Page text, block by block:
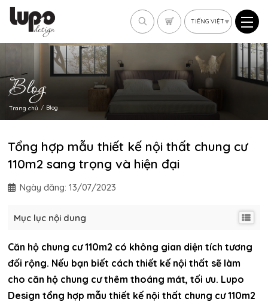
Blog
trang chủ blog
Tổng hợp mẫu thiết kế nội thất chung cư
110m2 sang trọng và hiện đại
Ngày đăng:13/07/2023
Mục lục nội dung
Căn hộ chung cư 110m2 có không gian diện tích tương
đối rộng. Nếu bạn biết cách thiết kế nội thất sẽ làm
cho căn hộ chung cư thêm thoáng mát, tối ưu. Lupo
Design tổng hợp mẫu thiết kế nội thất chung cư 110m2